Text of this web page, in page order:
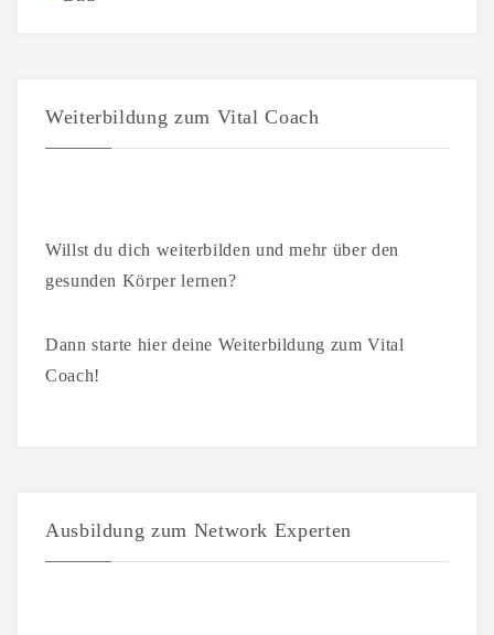
Weiterbildung zum Vital Coach
Willst du dich weiterbilden und mehr über den
gesunden Körper lernen?
Dann starte hier deine Weiterbildung zum Vital
Coach!
Ausbildung zum Network Experten